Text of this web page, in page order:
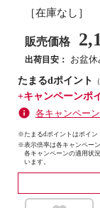
［在庫なし］
販売価格
出荷目安：
お盆
たまるdポイント
+キャンペーンポ
各キャンペー
※たまるdポイントはポイン
※表示倍率は各キャンペー
各キャンペーンの適用状
います。